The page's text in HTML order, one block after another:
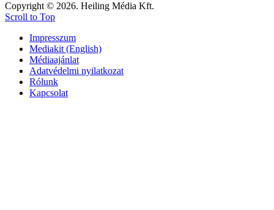
Copyright © 2026. Heiling Média Kft.
Scroll to Top
Impresszum
Mediakit (English)
Médiaajánlat
Adatvédelmi nyilatkozat
Rólunk
Kapcsolat